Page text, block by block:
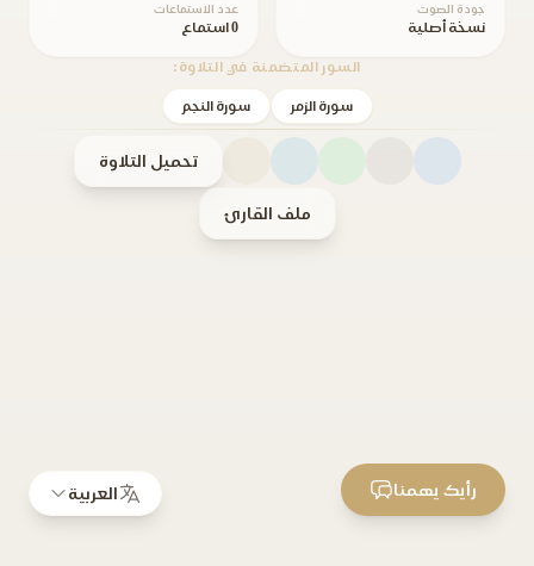
جودة الصوت
نسخة أصلية
عدد الاستماعات
0 استماع
السور المتضمنة في التلاوة:
سورة الزمر سورة النجم
تحميل التلاوة
ملف القارئ
العربية رأيك يهمنا